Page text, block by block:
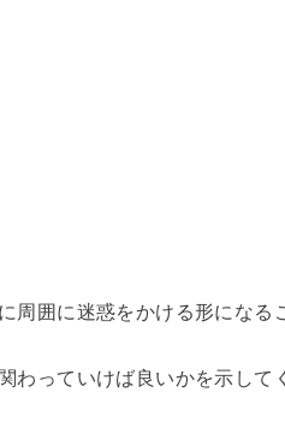
囲に迷惑をかける形になる
っていけば良いかを示して